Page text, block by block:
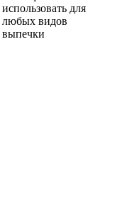
использовать для
любых видов
выпечки